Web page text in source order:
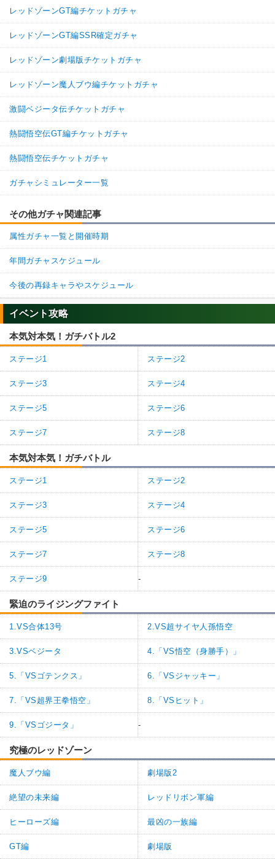
レッドゾーンGT編チケットガチャ
レッドゾーンGT編SSR確定ガチャ
レッドゾーン劇場版チケットガチャ
レッドゾーン魔人ブウ編チケットガチャ
激闘ベジータ伝チケットガチャ
熱闘悟空伝GT編チケットガチャ
熱闘悟空伝チケットガチャ
ガチャシミュレーター一覧
その他ガチャ関連記事
属性ガチャ一覧と開催時期
年間ガチャスケジュール
今後の再録キャラやスケジュール
イベント攻略
本気対本気！ガチバトル2
ステージ1 ステージ2
ステージ3 ステージ4
ステージ5 ステージ6
ステージ7 ステージ8
本気対本気！ガチバトル
ステージ1 ステージ2
ステージ3 ステージ4
ステージ5 ステージ6
ステージ7 ステージ8
ステージ9 -
緊迫のライジングファイト
1.VS合体13号 2.VS超サイヤ人孫悟空
3.VSベジータ 4.「VS悟空（身勝手）」
5.「VSゴテンクス」 6.「VSジャッキー」
7.「VS超界王拳悟空」 8.「VSヒット」
9.「VSゴジータ」 -
究極のレッドゾーン
魔人ブウ編 劇場版2
絶望の未来編 レッドリボン軍編
ヒーローズ編 最凶の一族編
GT編 劇場版